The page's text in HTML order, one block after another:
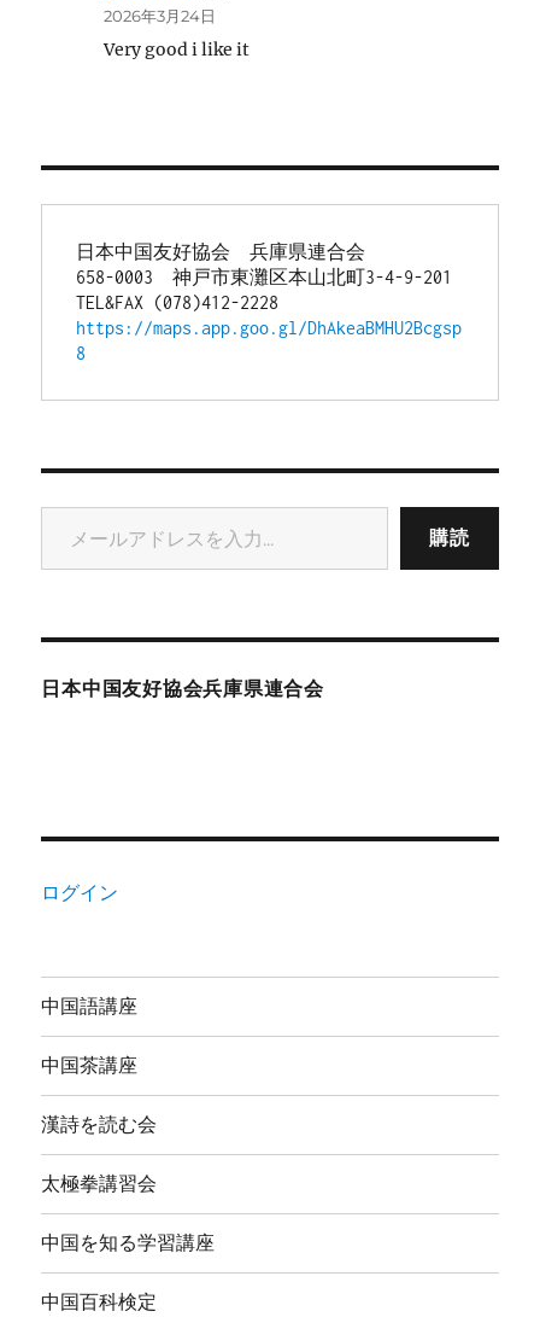
2026年3月24日
Very good i like it
日本中国友好協会　兵庫県連合会
658-0003　神戸市東灘区本山北町3-4-9-201
TEL&FAX (078)412-2228
https://maps.app.goo.gl/DhAkeaBMHU2Bcgsp
8
メールアドレスを入力...
購読
日本中国友好協会兵庫県連合会
ログイン
中国語講座
中国茶講座
漢詩を読む会
太極拳講習会
中国を知る学習講座
中国百科検定